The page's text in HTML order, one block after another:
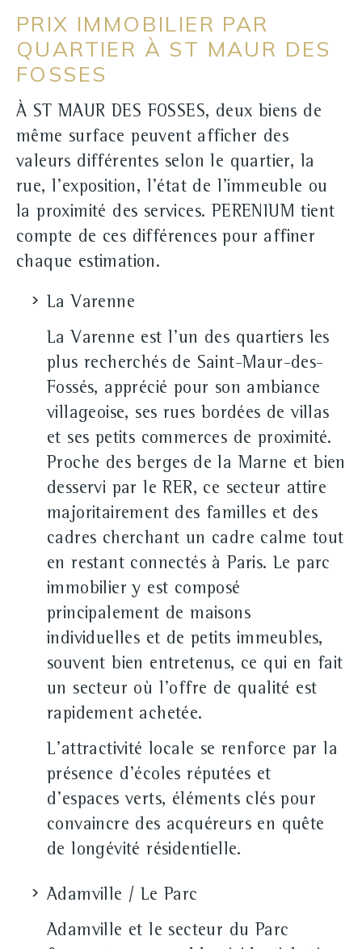
PRIX IMMOBILIER PAR
QUARTIER À ST MAUR DES
FOSSES
À ST MAUR DES FOSSES, deux biens de
même surface peuvent afficher des
valeurs différentes selon le quartier, la
rue, l'exposition, l'état de l'immeuble ou
la proximité des services. PERENIUM tient
compte de ces différences pour affiner
chaque estimation.
La Varenne
La Varenne est l'un des quartiers les
plus recherchés de Saint-Maur-des-
Fossés, apprécié pour son ambiance
villageoise, ses rues bordées de villas
et ses petits commerces de proximité.
Proche des berges de la Marne et bien
desservi par le RER, ce secteur attire
majoritairement des familles et des
cadres cherchant un cadre calme tout
en restant connectés à Paris. Le parc
immobilier y est composé
principalement de maisons
individuelles et de petits immeubles,
souvent bien entretenus, ce qui en fait
un secteur où l'offre de qualité est
rapidement achetée.
L'attractivité locale se renforce par la
présence d'écoles réputées et
d'espaces verts, éléments clés pour
convaincre des acquéreurs en quête
de longévité résidentielle.
Adamville / Le Parc
Adamville et le secteur du Parc